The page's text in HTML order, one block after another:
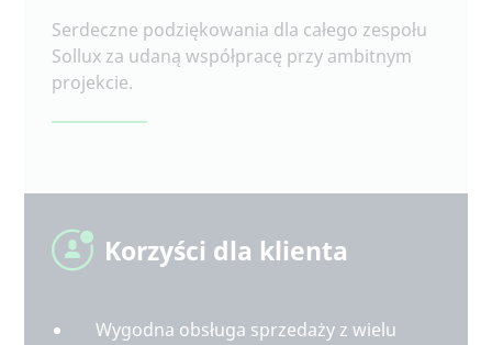
Serdeczne podziękowania dla całego zespołu
Sollux za udaną współpracę przy ambitnym
projekcie.
Korzyści dla klienta
Wygodna obsługa sprzedaży z wielu